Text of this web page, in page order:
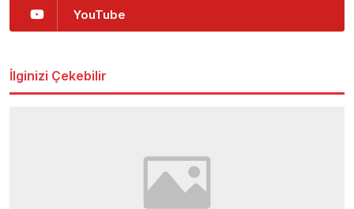
YouTube
İlginizi Çekebilir